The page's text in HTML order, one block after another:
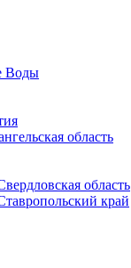
Воды
область
область
край